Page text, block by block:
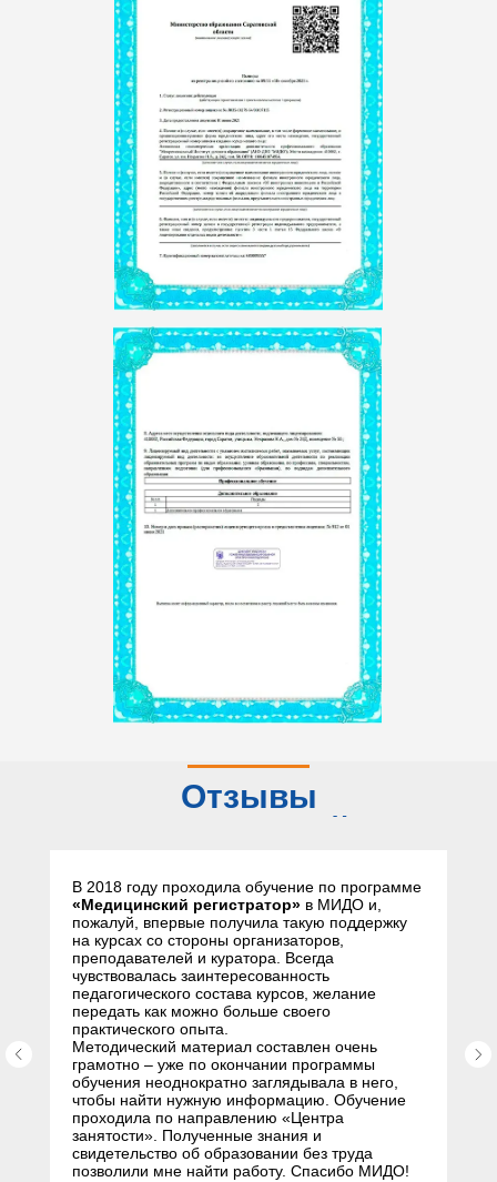
Отзывы
В 2018 году проходила обучение по программе
«Медицинский регистратор» в МИДО и,
пожалуй, впервые получила такую поддержку
на курсах со стороны организаторов,
преподавателей и куратора. Всегда
чувствовалась заинтересованность
педагогического состава курсов, желание
передать как можно больше своего
практического опыта.
Методический материал составлен очень
грамотно – уже по окончании программы
обучения неоднократно заглядывала в него,
чтобы найти нужную информацию. Обучение
проходила по направлению «Центра
занятости». Полученные знания и
свидетельство об образовании без труда
позволили мне найти работу. Спасибо МИДО!